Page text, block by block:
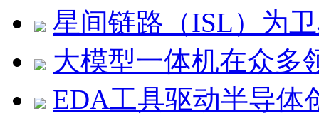
星间链路（ISL）为
大模型一体机在众多
EDA工具驱动半导体